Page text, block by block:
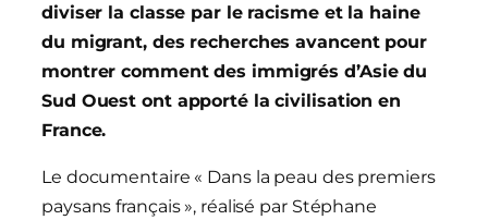
diviser la classe par le racisme et la haine
du migrant, des recherches avancent pour
montrer comment des immigrés d’Asie du
Sud Ouest ont apporté la civilisation en
France.
Le documentaire « Dans la peau des premiers
paysans français », réalisé par Stéphane